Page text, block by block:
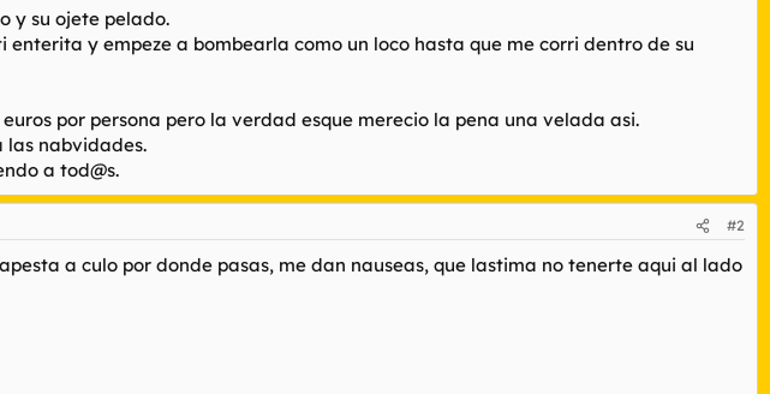
y su ojete pelado.
y empeze a bombearla como un loco hasta que me corri dentro de su
por persona pero la verdad esque merecio la pena una velada asi.
las nabvidades.
a tod@s.
#2
a culo por donde pasas, me dan nauseas, que lastima no tenerte aqui al lado